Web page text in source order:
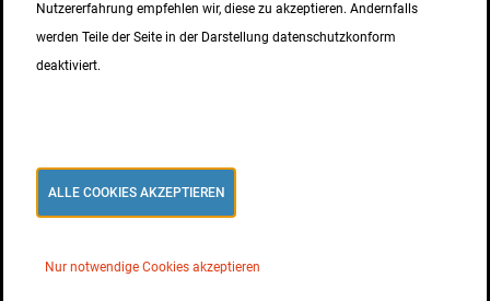
news
Rückblick 2025, Ausblick 2026 und Betriebsruhe
Nutzererfahrung empfehlen wir, diese zu akzeptieren. Andernfalls
werden Teile der Seite in der Darstellung datenschutzkonform
deaktiviert.
ALLE COOKIES AKZEPTIEREN
Nur notwendige Cookies akzeptieren